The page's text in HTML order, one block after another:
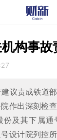
构事故
议责成铁道
作出深刻检
份及其下属
设计院列控